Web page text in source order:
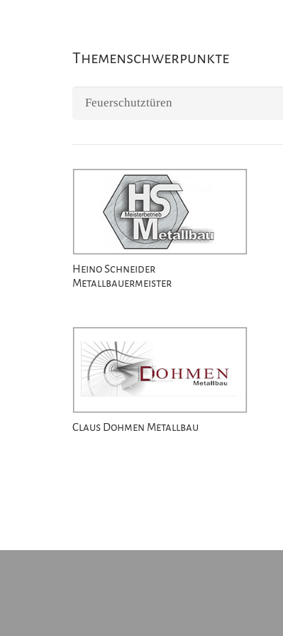
Themenschwerpunkte
Heino Schneider
Metallbauermeister
Claus Dohmen Metallbau